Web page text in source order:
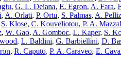
, G. L. Deiana, E. Egron, A. Fara,
, A. Orlati, P. Ortu, S. Palmas, A.
S. Klose, C. Kouveliotou, P. A.
, W. Gao, A. Gomboc, L. Kaper, S.
, L. Baldini, G. Barbiellini, D.
, R. Caputo, P. A. Caraveo, E.